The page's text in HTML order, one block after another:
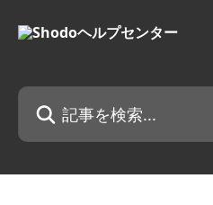
記事を検索...